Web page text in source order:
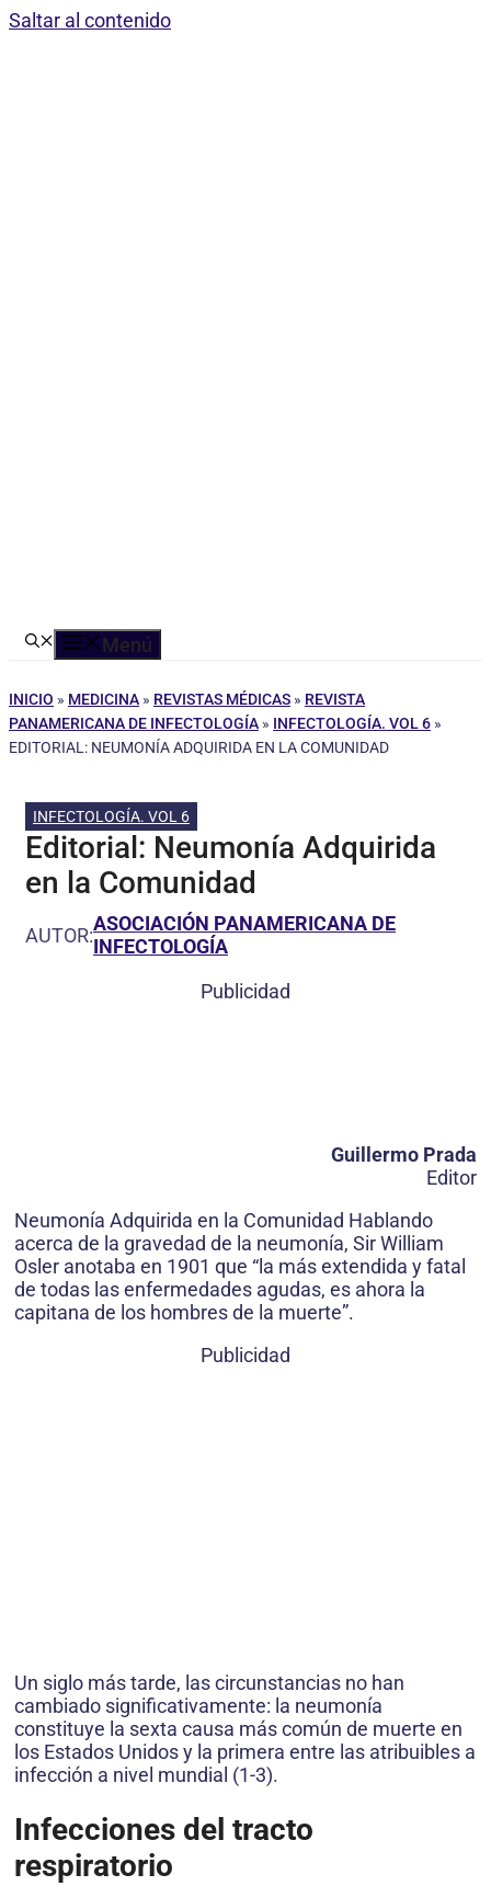
Saltar al contenido
Menú
INICIO » MEDICINA » REVISTAS MÉDICAS » REVISTA
PANAMERICANA DE INFECTOLOGÍA » INFECTOLOGÍA. VOL 6 »
EDITORIAL: NEUMONÍA ADQUIRIDA EN LA COMUNIDAD
INFECTOLOGÍA. VOL 6
Editorial: Neumonía Adquirida
en la Comunidad
AUTOR:ASOCIACIÓN PANAMERICANA DE
INFECTOLOGÍA
Publicidad
Guillermo Prada
Editor
Neumonía Adquirida en la Comunidad Hablando
acerca de la gravedad de la neumonía, Sir William
Osler anotaba en 1901 que “la más extendida y fatal
de todas las enfermedades agudas, es ahora la
capitana de los hombres de la muerte”.
Publicidad
Un siglo más tarde, las circunstancias no han
cambiado significativamente: la neumonía
constituye la sexta causa más común de muerte en
los Estados Unidos y la primera entre las atribuibles a
infección a nivel mundial (1-3).
Infecciones del tracto
respiratorio